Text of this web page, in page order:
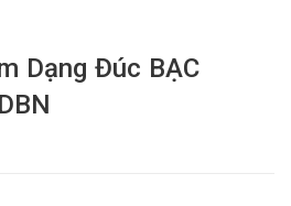
Dạng Đúc BẠC